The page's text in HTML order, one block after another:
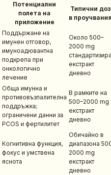
Потенциални
полета на
приложение
Типични
в
Поддържане на
имунен отговор,
имуноадювантна
подкрепа при
онкологично
лечение
Около 500–
2000 mg
екстракт
дневно
Обща имунна и
противовъзпалителна
поддръжка;
ограничени данни за
PCOS и фертилитет
В рамките на
500–2000 mg
екстракт
дневно
Когнитивна функция,
фокус и умствена
яснота
Обичайно в
диапазона
2000 mg
екстракт
дневно